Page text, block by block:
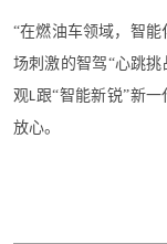
“在燃油车领域，智
场刺激的智驾“心跳
观L跟“智能新锐”新一
放心。